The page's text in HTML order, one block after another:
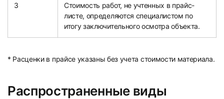
3
Стоимость работ, не учтенных в прайс-
листе, определяются специалистом по
итогу заключительного осмотра объекта.
* Расценки в прайсе указаны без учета стоимости материала.
Распространенные виды